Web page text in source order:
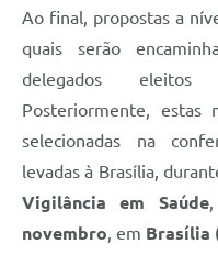
Ao final, propostas a
quais serão
delegados
Posteriormente, estas
selecionadas na
levadas à Brasília,
Vigilância em Saúde
novembro, em Brasília